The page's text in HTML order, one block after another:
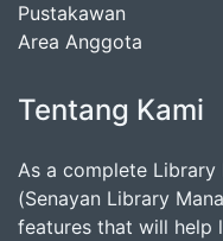
Pustakawan
Area Anggota
Tentang Kami
As a complete Library
(Senayan Library
features that will help